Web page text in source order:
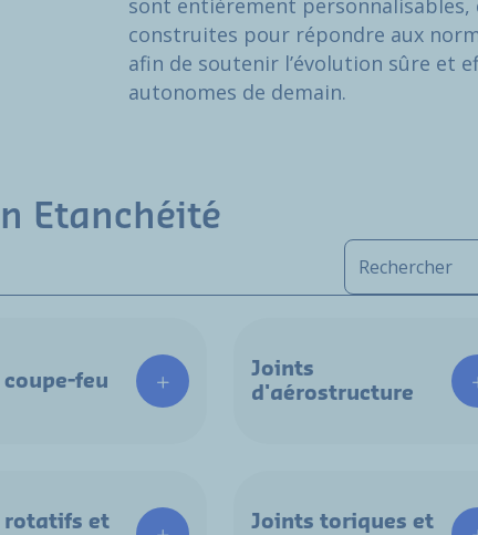
sont entièrement
construites pour répondre aux
afin de soutenir l’évolution sûre et
autonomes de demain.
Etanchéité
feu
Joints
d'aérostructure
rotatifs et
Joints toriques et